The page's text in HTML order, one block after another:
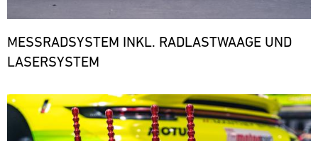
MESSRADSYSTEM INKL. RADLASTWAAGE UND
LASERSYSTEM
Bild